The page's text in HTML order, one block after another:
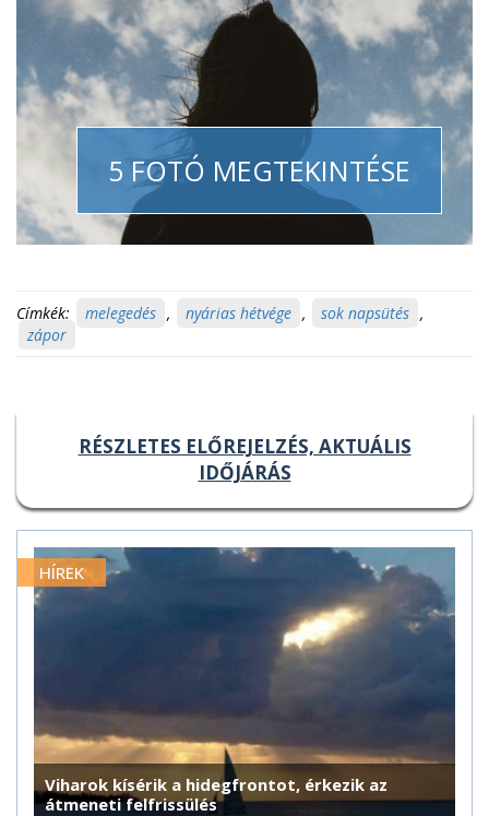
5 FOTÓ MEGTEKINTÉSE
Címkék: melegedés , nyárias hétvége , sok napsütés ,
zápor
RÉSZLETES ELŐREJELZÉS, AKTUÁLIS
IDŐJÁRÁS
HÍREK
Viharok kísérik a hidegfrontot, érkezik az
átmeneti felfrissülés